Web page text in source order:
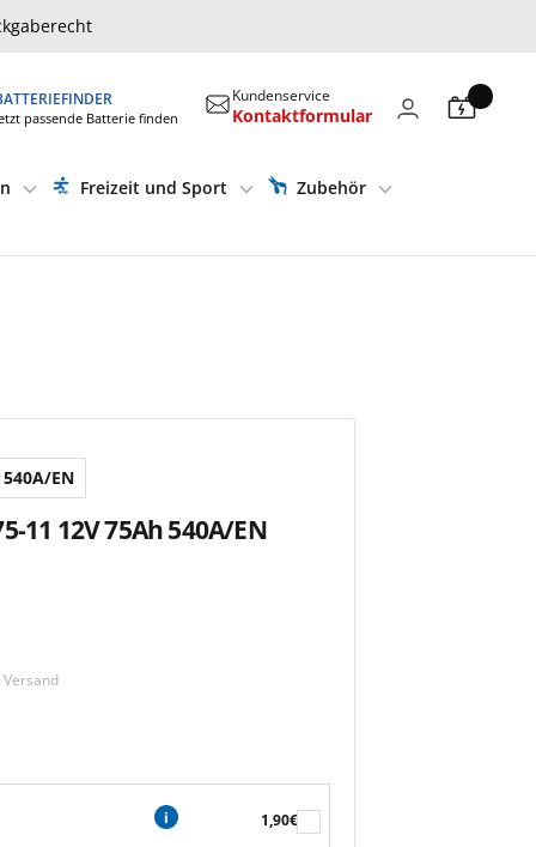
passende Batterie finden
Kundenservice
Kontaktformular
Freizeit und Sport Zubehör
540A/EN
11 12V 75Ah 540A/EN
1,90€